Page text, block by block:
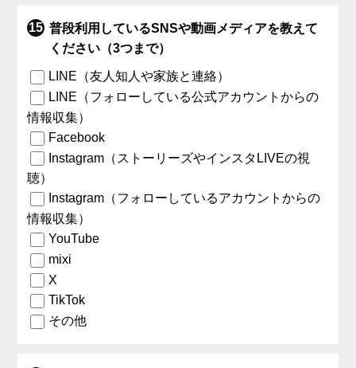
普段利用しているSNSや動画メディアを教えて
ください（3つまで）
LINE（友人知人や家族と連絡）
LINE（フォローしている公式アカウントからの
情報収集）
Facebook
Instagram（ストーリーズやインスタLIVEの視
聴）
Instagram（フォローしているアカウントからの
情報収集）
YouTube
mixi
X
TikTok
その他